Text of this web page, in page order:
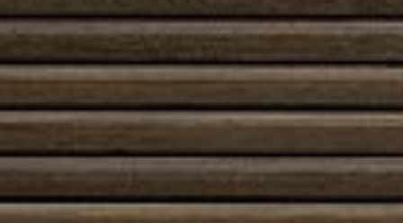
Avotakka sopii monenlaiseen sisustukseen.
Modernissa kodissa se voidaan yhdistää selkeään
muotoiluun ja avaraan tilaan, kun taas
perinteisemmässä ympäristössä se toimii kodin
sydämenä. Avotakkaa voi täydentää esimerkiksi
näyttävillä tulisijatarvikkeilla, takkapuukoreilla ja liekin
Huoltaminen on yksinkertaista: tuhka poistetaan
säännöllisesti, hormi nuohotaan ja tulisijan sisäpintoja